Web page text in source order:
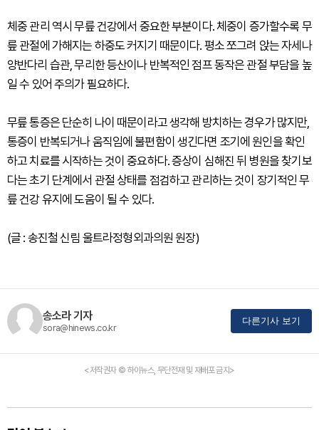
체중 관리 역시 무릎 건강에서 중요한 부분이다. 체중이 증가할수록 무
릎 관절에 가해지는 하중도 커지기 때문이다. 평소 쪼그려 앉는 자세나
양반다리 습관, 무리한 등산이나 반복적인 점프 동작은 관절 부담을 높
일 수 있어 주의가 필요하다.
무릎 통증은 단순히 나이 때문이라고 생각해 방치하는 경우가 많지만,
통증이 반복되거나 움직임에 불편함이 생긴다면 조기에 원인을 확인
하고 치료를 시작하는 것이 중요하다. 증상이 심해진 뒤 병원을 찾기보
다는 초기 단계에서 관절 상태를 점검하고 관리하는 것이 장기적인 무
릎 건강 유지에 도움이 될 수 있다.
(글 : 송진철 신림 울트라정형외과의원 원장)
송소라 기자
sora@hinews.co.kr
다른기사 보기
<저작권자 © 하이뉴스, 무단전재 및 재배포 금지>